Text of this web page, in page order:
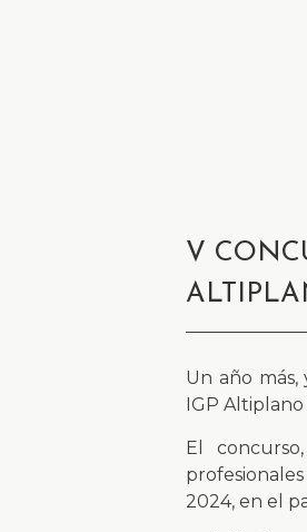
V
Un año
IGP
El
2024, en el